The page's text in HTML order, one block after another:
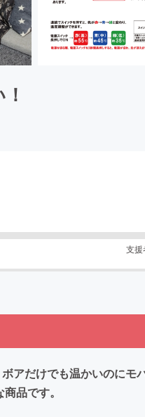
支援
アだけでも温かいのにモ
品です。